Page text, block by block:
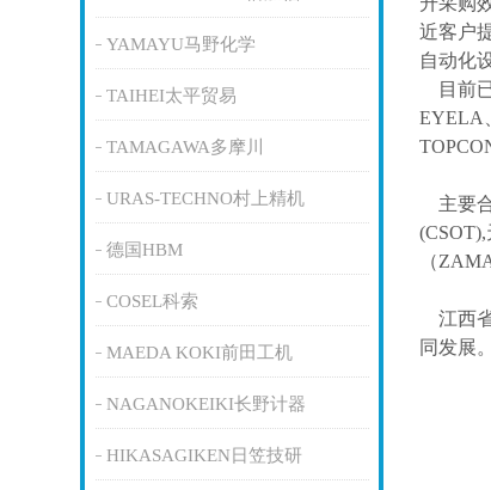
YAMAYU马野化学
TAIHEI太平贸易
TAMAGAWA多摩川
URAS-TECHNO村上精机
德国HBM
COSEL科索
MAEDA KOKI前田工机
NAGANOKEIKI长野计器
HIKASAGIKEN日笠技研
近客户
自动化
目前
EYELA
主要
（
江西
同发展